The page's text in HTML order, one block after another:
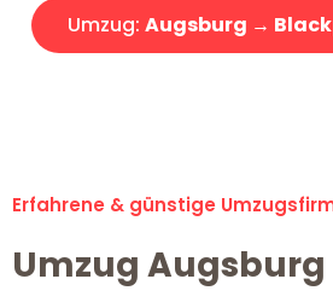
Umzug: Augsburg →
Erfahrene & günstige
Umzug